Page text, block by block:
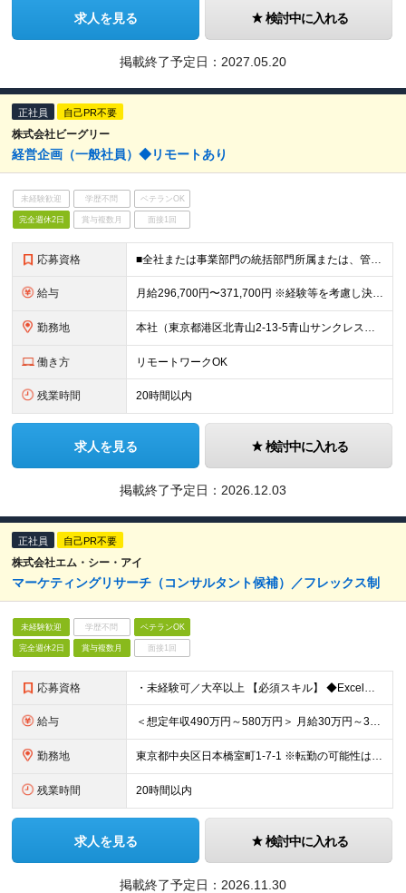
求人を見る 検討中に入れる
掲載終了予定日： 2027.05.20
正社員 自己PR不要
株式会社ビーグリー
経営企画（一般社員）◆リモートあり
未経験歓迎 学歴不問 ベテランOK
完全週休2日 賞与複数月 面接1回
応募資格 ■全社または事業部門の統括部門所属または、管理部門での業務経験 ■基本的なパソコンの操作(Excel、PowerPoint) ■大学院、大学 ▼こんな方を歓迎します ・能動的に業務を推進することが
給与 月給296,700円〜371,700円 ※経験等を考慮し決定します。 ※上記の⾦額には固定残業代80,955円～101,430円（45時間分）を含み、超過分は別途支給します。 ※試用期間：3ヶ月（本
勤務地 本社（東京都港区北⻘⼭2-13-5⻘⼭サンクレストビル4F） 適性・会社の状況に応じて次の範囲内で、就業の場所の変更があり得る。 1. 他社へ出向を命じられた場合、出向先の指示する就業場所 2. 本
働き方 リモートワークOK
残業時間 20時間以内
求人を見る 検討中に入れる
掲載終了予定日： 2026.12.03
正社員 自己PR不要
株式会社エム・シー・アイ
マーケティングリサーチ（コンサルタント候補）／フレックス制
未経験歓迎 学歴不問 ベテランOK
完全週休2日 賞与複数月 面接1回
応募資格 ・未経験可／大卒以上 【必須スキル】 ◆Excel関数を使用した実務経験（VlookUP等） ◆ブラインドタッチが可能な方（目安：タイピングスキル180key/1分間以上） ※社内では未経験者が
給与 ＜想定年収490万円～580万円＞ 月給30万円～35万円 ※前職経験、スキルを考慮の上、当社規定により優遇いたします ※残業代は全額支給します □年1回給与改定があります □試用期間6ヶ月 ┗期間
勤務地 東京都中央区日本橋室町1-7-1 ※転勤の可能性はありません。 (変更の範囲)変更なし
残業時間 20時間以内
求人を見る 検討中に入れる
掲載終了予定日： 2026.11.30